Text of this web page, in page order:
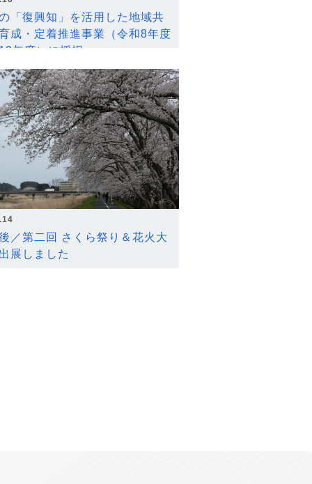
「復興知」を活用した地域共
成・定着推進事業（令和8年度
年度）に採択
／第二回 さくら祭り＆花火大
展しました